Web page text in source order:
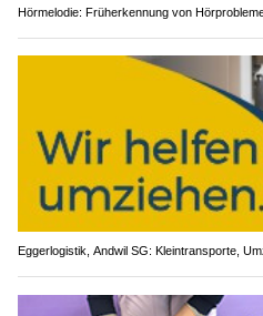
Hörmelodie: Früherkennung von
Eggerlogistik, Andwil SG: Kleintransporte,